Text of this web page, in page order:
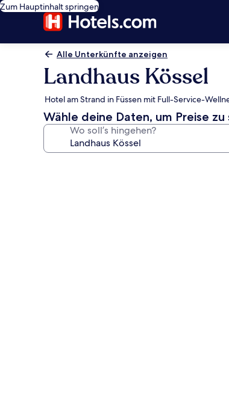
Zum Hauptinhalt springen
Alle Unterkünfte anzeigen
Landhaus Kössel
Hotel am Strand in Füssen mit Full-Service-
Wähle deine Daten, um Preise zu
Wo soll’s hingehen?